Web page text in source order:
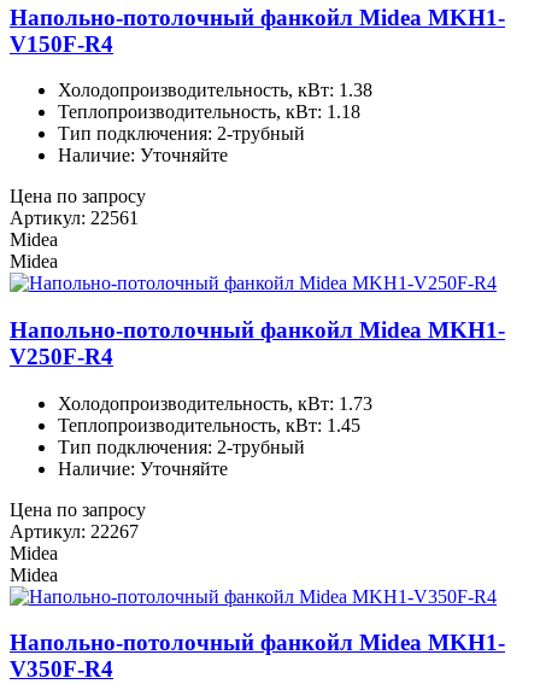
Напольно-потолочный фанкойл Midea MKH1-
V150F-R4
Холодопроизводительность, кВт: 1.38
Теплопроизводительность, кВт: 1.18
Тип подключения: 2-трубный
Наличие: Уточняйте
Цена по запросу
Артикул: 22561
Midea
Midea
Напольно-потолочный фанкойл Midea MKH1-
V250F-R4
Холодопроизводительность, кВт: 1.73
Теплопроизводительность, кВт: 1.45
Тип подключения: 2-трубный
Наличие: Уточняйте
Цена по запросу
Артикул: 22267
Midea
Midea
Напольно-потолочный фанкойл Midea MKH1-
V350F-R4